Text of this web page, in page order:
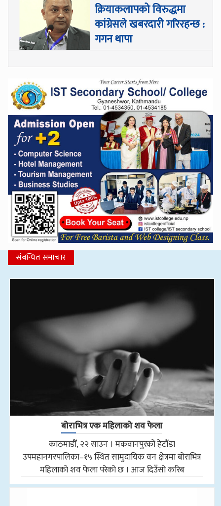
क्रियाकलापको विरुद्धमा
कांग्रेसले खबरदारी गरिरहन्छ :
गगन थापा
संबन्धित समाचार
बोराभित्र एक महिलाको शव फेला
काठमाडौँ, २२ साउन । मकवानपुरको हेटौंडा
उपमहानगरपालिका–१५ स्थित सामुदायिक वन क्षेत्रमा बोराभित्र
महिलाको शव फेला परेको छ । आज दिउँसो करिब